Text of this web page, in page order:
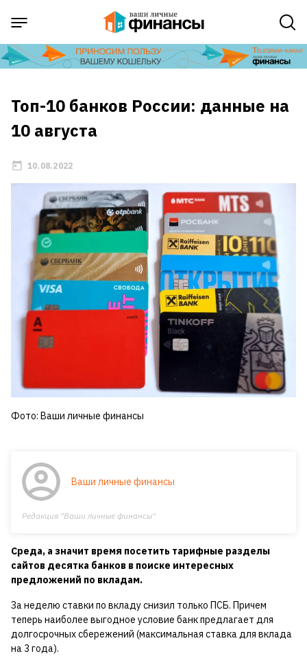
Топ-10 банков России: данные на
10 августа
10.08.2022
Фото: Ваши личные финансы
Ваши личные финансы
Редакция "Ваши личные финансы"
Среда, а значит время посетить тарифные разделы
сайтов десятка банков в поиске интересных
предложений по вкладам.
За неделю ставки по вкладу снизил только ПСБ. Причем
теперь наиболее выгодное условие банк предлагает для
долгосрочных сбережений (максимальная ставка для вклада
на 3 года).